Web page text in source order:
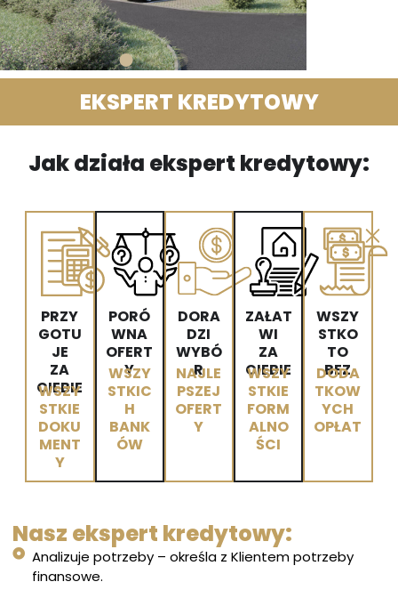
EKSPERT KREDYTOWY
Jak działa ekspert kredytowy:
PRZY
GOTU
JE
ZA
CIEBIE
WSZY
STKIE
DOKU
MENT
Y
PORÓ
WNA
OFERT
Y
WSZY
STKIC
H
BANK
ÓW
DORA
DZI
WYBÓ
R
NAJLE
PSZEJ
OFERT
Y
ZAŁAT
WI
ZA
CIEBIE
WSZY
STKIE
FORM
ALNO
ŚCI
WSZY
STKO
TO
BEZ
DODA
TKOW
YCH
OPŁAT
Nasz ekspert kredytowy:
Analizuje potrzeby – określa z Klientem potrzeby
finansowe.